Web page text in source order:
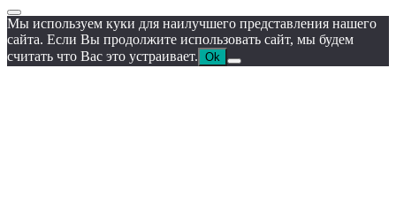
Мы используем куки для наилучшего представления нашего
сайта. Если Вы продолжите использовать сайт, мы будем
считать что Вас это устраивает. Ok